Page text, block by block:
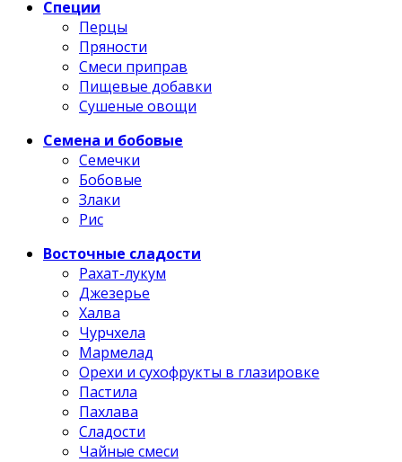
Специи
Перцы
Пряности
Смеси приправ
Пищевые добавки
Сушеные овощи
Семена и бобовые
Семечки
Бобовые
Злаки
Рис
Восточные сладости
Рахат-лукум
Джезерье
Халва
Чурчхела
Мармелад
Орехи и сухофрукты в глазировке
Пастила
Пахлава
Сладости
Чайные смеси